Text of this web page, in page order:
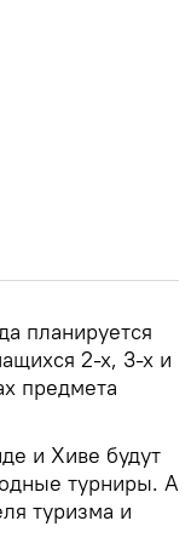
планируется
2-х, 3-х и
предмета
и Хиве будут
турниры. А
туризма и